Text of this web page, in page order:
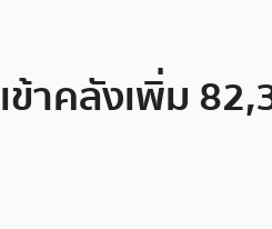
าคลังเพิ่ม